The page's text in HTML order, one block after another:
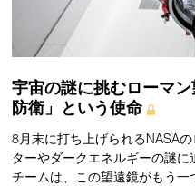
宇宙の謎に挑むローマ
防衛」という使命
8月末に打ち上げられるNASA
ターやダークエネルギーの謎
チームは、この望遠鏡がもう